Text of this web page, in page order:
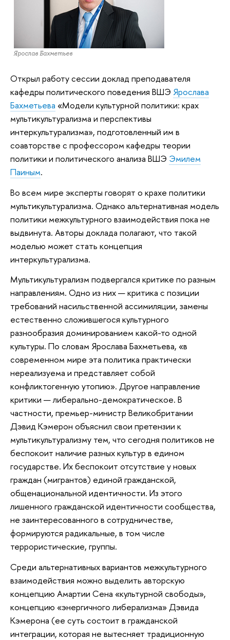
Ярослав Бахметьев
Открыл работу сессии доклад преподавателя
кафедры политического поведения ВШЭ Ярослава
Бахметьева «Модели культурной политики: крах
мультикультурализма и перспективы
интеркультурализма», подготовленный им в
соавторстве с профессором кафедры теории
политики и политического анализа ВШЭ Эмилем
Паиным.
Во всем мире эксперты говорят о крахе политики
мультикультурализма. Однако альтернативная модель
политики межкультурного взаимодействия пока не
выдвинута. Авторы доклада полагают, что такой
моделью может стать концепция
интеркультурализма.
Мультикультурализм подвергался критике по разным
направлениям. Одно из них — критика с позиции
требований насильственной ассимиляции, замены
естественно сложившегося культурного
разнообразия доминированием какой-то одной
культуры. По словам Ярослава Бахметьева, «в
современном мире эта политика практически
нереализуема и представляет собой
конфликтогенную утопию». Другое направление
критики — либерально-демократическое. В
частности, премьер-министр Великобритании
Дэвид Кэмерон объяснил свои претензии к
мультикультурализму тем, что сегодня политиков не
беспокоит наличие разных культур в едином
государстве. Их беспокоит отсутствие у новых
граждан (мигрантов) единой гражданской,
общенациональной идентичности. Из этого
лишенного гражданской идентичности сообщества,
не заинтересованного в сотрудничестве,
формируются радикальные, в том числе
террористические, группы.
Среди альтернативных вариантов межкультурного
взаимодействия можно выделить авторскую
концепцию Амартии Сена «культурной свободы»,
концепцию «энергичного либерализма» Дэвида
Кэмерона (ее суть состоит в гражданской
интеграции, которая не вытесняет традиционную